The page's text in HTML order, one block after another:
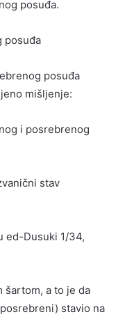
posuđa.
posuđa
posuđa
mišljenje:
i posrebrenog
stav
ed-Dusuki 1/34,
šartom, a to je da
stavio na